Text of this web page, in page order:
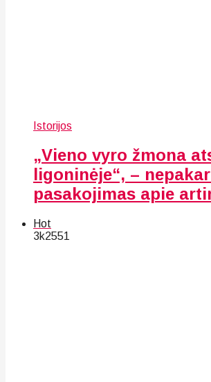
Istorijos
„Vieno vyro žmona
ligoninėje“, –
pasakojimas apie
Hot
3k2551